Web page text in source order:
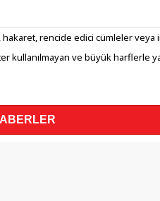
rencide edici cümleler veya
kullanılmayan ve büyük harflerle